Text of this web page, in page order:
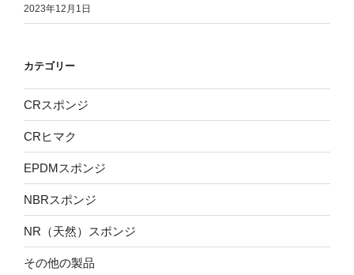
2023年12月1日
カテゴリー
CRスポンジ
CRヒマク
EPDMスポンジ
NBRスポンジ
NR（天然）スポンジ
その他の製品